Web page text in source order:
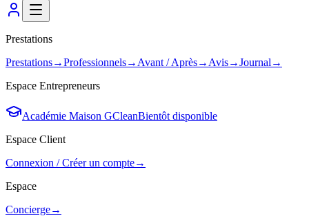
Prestations
Prestations→Professionnels→ Avant / Après→ Avis→Journal →
Espace Entrepreneurs
Académie Maison GCleanBientôt disponible
Espace Client
Connexion / Créer un compte→
Espace
Concierge→